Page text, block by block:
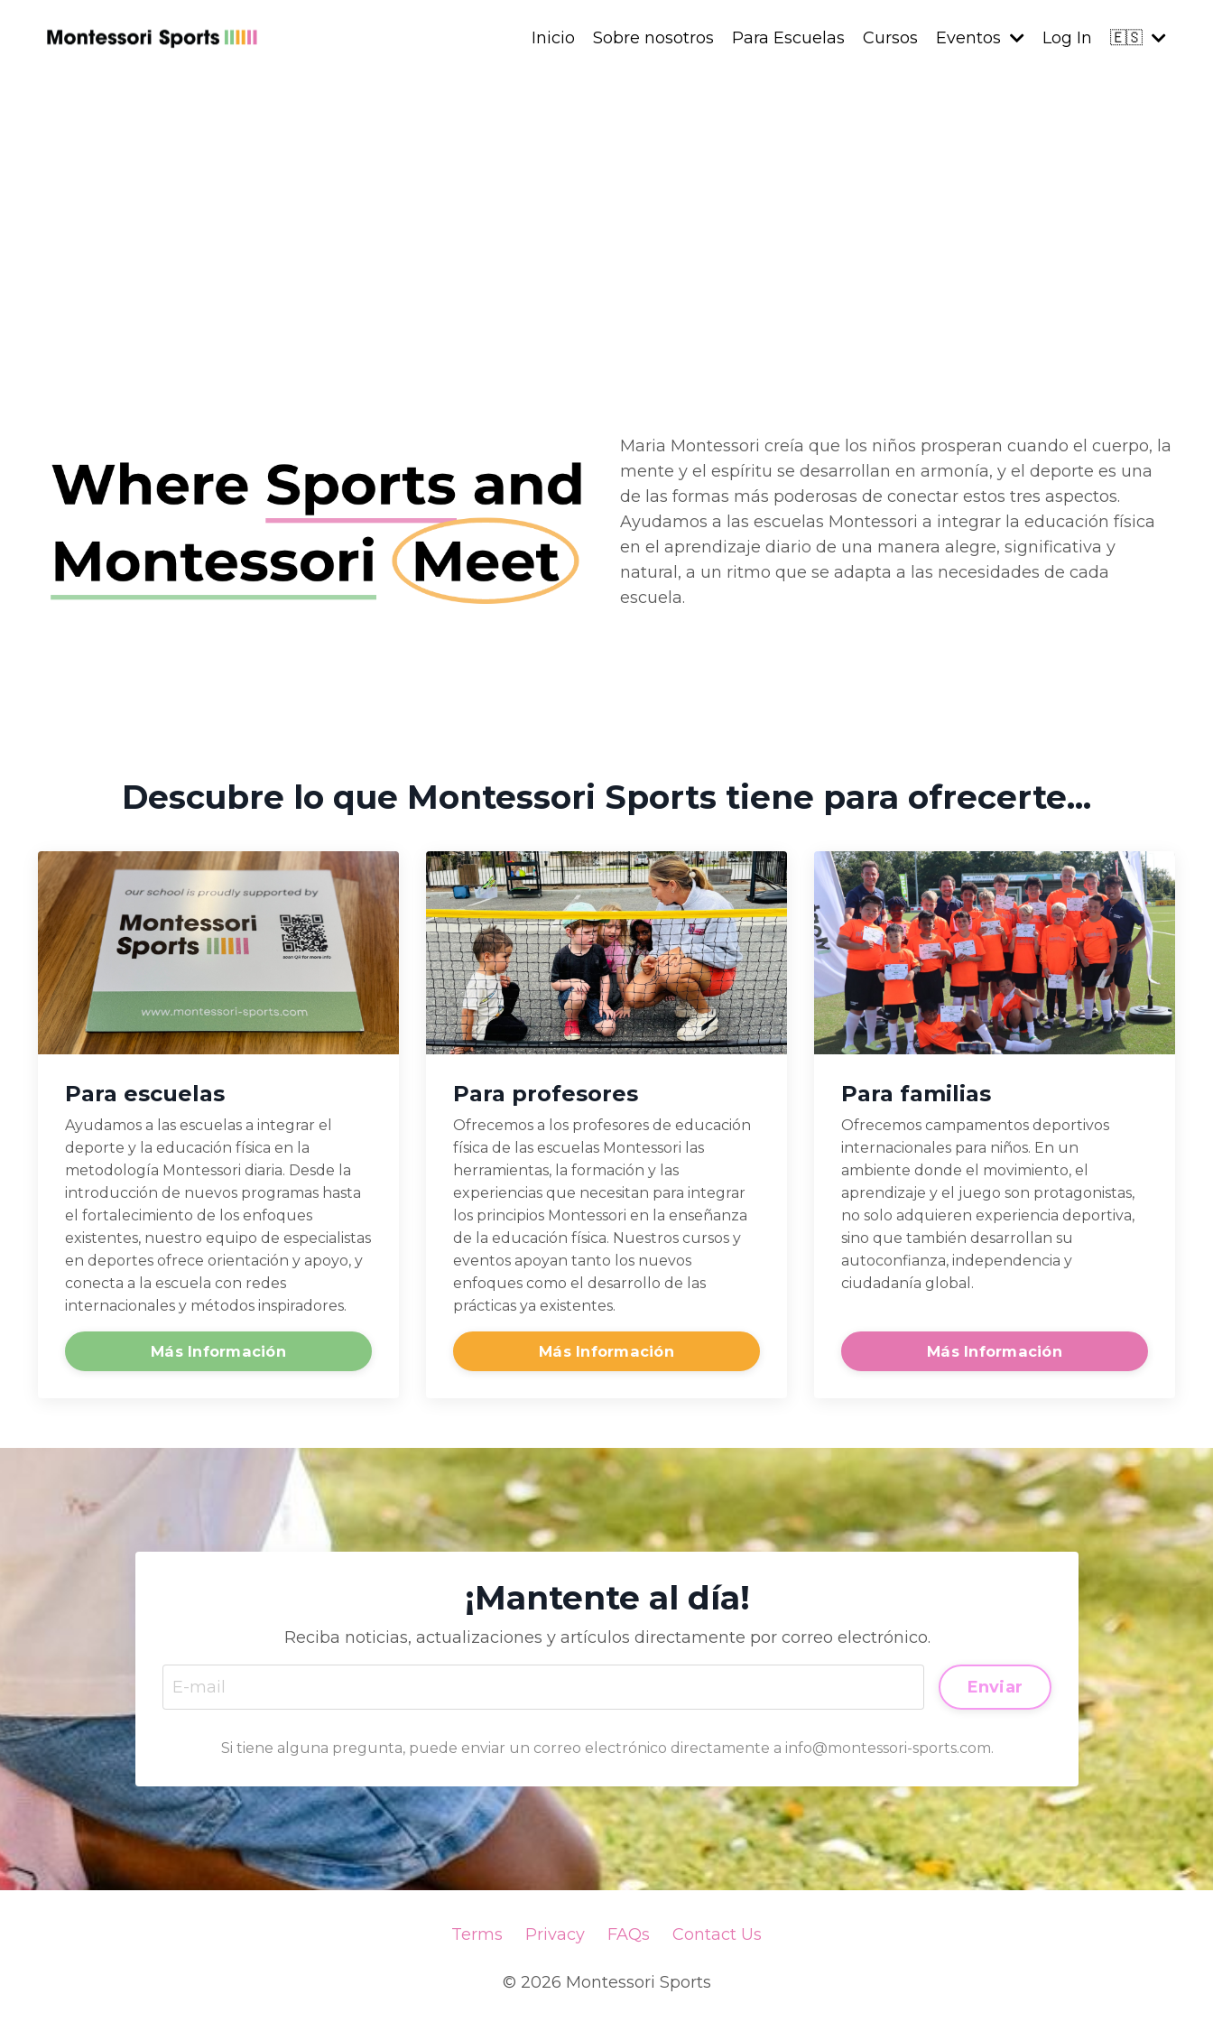
Inicio Sobre nosotros Para Escuelas Cursos Eventos Log In 🇪🇸
Maria Montessori creía que los niños prosperan cuando el cuerpo, la
mente y el espíritu se desarrollan en armonía, y el deporte es una
de las formas más poderosas de conectar estos tres aspectos.
Ayudamos a las escuelas Montessori a integrar la educación física
en el aprendizaje diario de una manera alegre, significativa y
natural, a un ritmo que se adapta a las necesidades de cada
escuela.
Descubre lo que Montessori Sports tiene para ofrecerte...
Para escuelas
Ayudamos a las escuelas a integrar el
deporte y la educación física en la
metodología Montessori diaria. Desde la
introducción de nuevos programas hasta
el fortalecimiento de los enfoques
existentes, nuestro equipo de especialistas
en deportes ofrece orientación y apoyo, y
conecta a la escuela con redes
internacionales y métodos inspiradores.
Más Información
Para profesores
Ofrecemos a los profesores de educación
física de las escuelas Montessori las
herramientas, la formación y las
experiencias que necesitan para integrar
los principios Montessori en la enseñanza
de la educación física. Nuestros cursos y
eventos apoyan tanto los nuevos
enfoques como el desarrollo de las
prácticas ya existentes.
Más Información
Para familias
Ofrecemos campamentos deportivos
internacionales para niños. En un
ambiente donde el movimiento, el
aprendizaje y el juego son protagonistas,
no solo adquieren experiencia deportiva,
sino que también desarrollan su
autoconfianza, independencia y
ciudadanía global.
Más Información
¡Mantente al día!
Reciba noticias, actualizaciones y artículos directamente por correo electrónico.
Enviar
Si tiene alguna pregunta, puede enviar un correo electrónico directamente a info@montessori-sports.com.
Terms Privacy FAQs Contact Us
© 2026 Montessori Sports